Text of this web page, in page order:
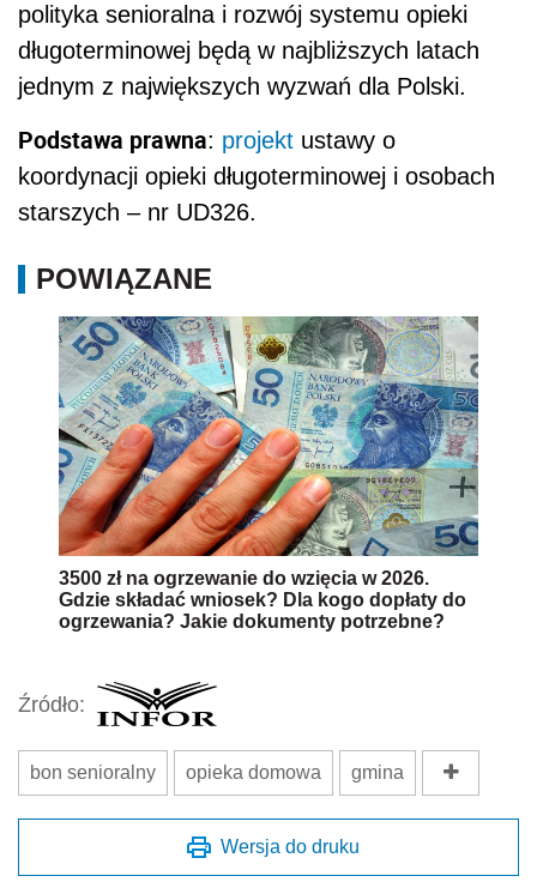
polityka senioralna i rozwój systemu opieki
długoterminowej będą w najbliższych latach
jednym z największych wyzwań dla Polski.
Podstawa prawna: projekt ustawy o
koordynacji opieki długoterminowej i osobach
starszych – nr UD326.
POWIĄZANE
3500 zł na ogrzewanie do wzięcia w 2026.
Gdzie składać wniosek? Dla kogo dopłaty do
ogrzewania? Jakie dokumenty potrzebne?
Źródło:
bon senioralny opieka domowa gmina
Wersja do druku